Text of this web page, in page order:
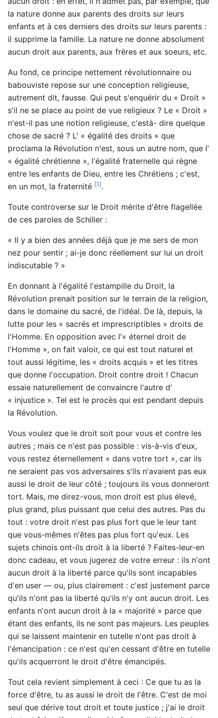
la nature donne aux parents des droits sur leurs
enfants et à ces derniers des droits sur leurs parents :
il supprime la famille. La nature ne donne absolument
aucun droit aux parents, aux frères et aux soeurs, etc.
Au fond, ce principe nettement révolutionnaire ou
babouviste repose sur une conception religieuse,
autrement dit, fausse. Qui peut s'enquérir du « Droit »
s'il ne se place au point de vue religieux ? Le « Droit »
n'est-il pas une notion religieuse, c'està- dire quelque
chose de sacré ? L' « égalité des droits » que
proclama la Révolution n'est, sous un autre nom, que l'
« égalité chrétienne », l'égalité fraternelle qui règne
entre les enfants de Dieu, entre les Chrétiens ; c'est,
en un mot, la fraternité [1].
Toute controverse sur le Droit mérite d'être flagellée
de ces paroles de Schiller :
« II y a bien des années déjà que je me sers de mon
nez pour sentir ; ai-je donc réellement sur lui un droit
indiscutable ? »
En donnant à l'égalité l'estampille du Droit, la
Révolution prenait position sur le terrain de la religion,
dans le domaine du sacré, de l'idéal. De là, depuis, la
lutte pour les « sacrés et imprescriptibles » droits de
l'Homme. En opposition avec l'« éternel droit de
l'Homme », on fait valoir, ce qui est tout naturel et
tout aussi légitime, les « droits acquis » et les titres
que donne l'occupation. Droit contre droit ! Chacun
essaie naturellement de convaincre l'autre d'
« injustice ». Tel est le procès qui est pendant depuis
la Révolution.
Vous voulez que le droit soit pour vous et contre les
autres ; mais ce n'est pas possible : vis-à-vis d'eux,
vous restez éternellement « dans votre tort », car ils
ne seraient pas vos adversaires s'ils n'avaient pas eux
aussi le droit de leur côté ; toujours ils vous donneront
tort. Mais, me direz-vous, mon droit est plus élevé,
plus grand, plus puissant que celui des autres. Pas du
tout : votre droit n'est pas plus fort que le leur tant
que vous-mêmes n'êtes pas plus fort qu'eux. Les
sujets chinois ont-ils droit à la liberté ? Faites-leur-en
donc cadeau, et vous jugerez de votre erreur : ils n'ont
aucun droit à la liberté parce qu'ils sont incapables
d'en user — ou, plus clairement : c'est justement parce
qu'ils n'ont pas la liberté qu'ils n'y ont aucun droit. Les
enfants n'ont aucun droit à la « majorité » parce que
étant des enfants, ils ne sont pas majeurs. Les peuples
qui se laissent maintenir en tutelle n'ont pas droit à
l'émancipation : ce n'est qu'en cessant d'être en tutelle
qu'ils acquerront le droit d'être émancipés.
Tout cela revient simplement à ceci : Ce que tu as la
force d'être, tu as aussi le droit de l'être. C'est de moi
seul que dérive tout droit et toute justice ; j'ai le droit